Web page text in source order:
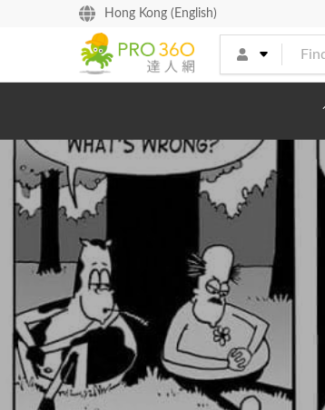
Hong Kong (English)
找專家 買服務